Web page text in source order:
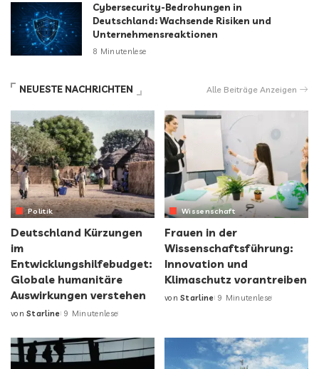
Cybersecurity-Bedrohungen in
Deutschland: Wachsende Risiken und
Unternehmensreaktionen
8 Minutenlese
NEUESTE NACHRICHTEN Alle Beiträge Anzeigen
Politik
Deutschland Kürzungen
im
Entwicklungshilfebudget:
Globale humanitäre
Auswirkungen verstehen
von Starline 9 Minutenlese
Wissenschaft
Frauen in der
Wissenschaftsführung:
Innovation und
Klimaschutz vorantreiben
von Starline 9 Minutenlese